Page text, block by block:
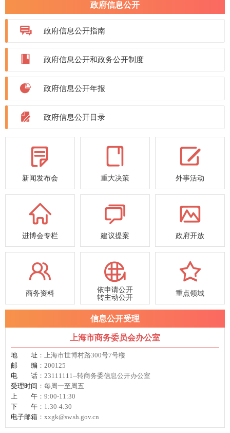
政府信息公开
政府信息公开指南
政府信息公开和政务公开制度
政府信息公开年报
政府信息公开目录
新闻发布会 重大决策 外事活动
进博会专栏 建议提案 政府开放
商务资料
依申请公开
转主动公开
重点领域
信息公开受理
上海市商务委员会办公室
地址 ：上海市世博村路300号7号楼
邮编 ：200125
电话 ：23111111--转商务委信息公开办公室
受理时间 ：每周一至周五
上午 ：9:00-11:30
下午 ：1:30-4:30
电子邮箱 ：xxgk@sw.sh.gov.cn